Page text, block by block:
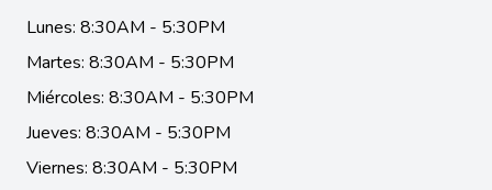
Lunes: 8:30AM - 5:30PM
Martes: 8:30AM - 5:30PM
Miércoles: 8:30AM - 5:30PM
Jueves: 8:30AM - 5:30PM
Viernes: 8:30AM - 5:30PM